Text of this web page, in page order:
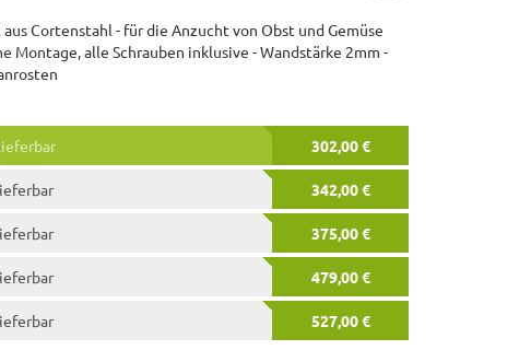
Cortenstahl - für die Anzucht von Obst und Gemüse
Montage, alle Schrauben inklusive - Wandstärke 2mm -
302,00 €
342,00 €
375,00 €
479,00 €
527,00 €